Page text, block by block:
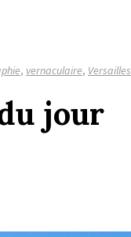
, vernaculaire, Versailles
jour